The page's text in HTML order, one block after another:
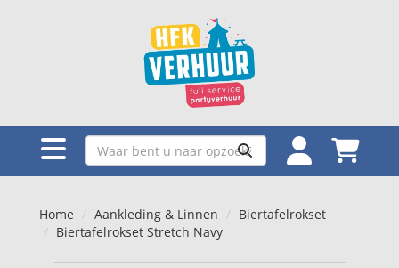
Home Aankleding & Linnen
Biertafelrokset
Biertafelrokset Stretch Navy